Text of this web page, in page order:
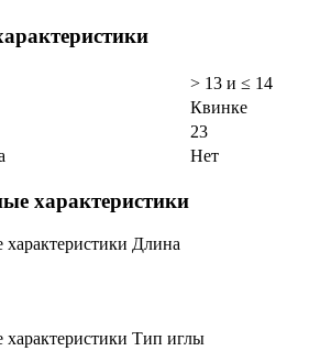
> 13 и ≤ 14
Квинке
23
Нет
характеристики
Длина
Тип иглы